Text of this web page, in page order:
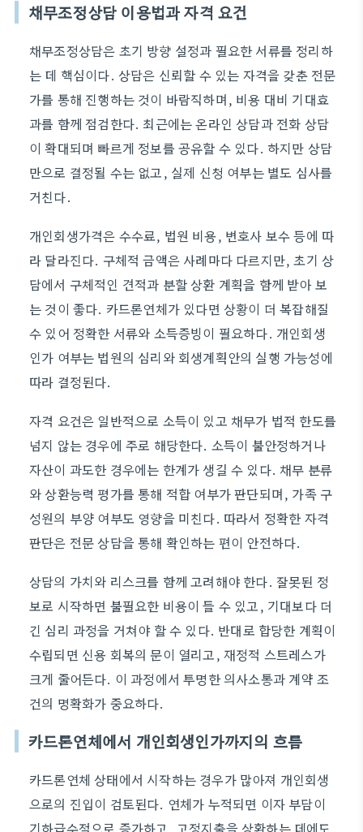
채무조정상담 이용법과 자격 요건
채무조정상담은 초기 방향 설정과 필요한 서류를 정리하
는 데 핵심이다. 상담은 신뢰할 수 있는 자격을 갖춘 전문
가를 통해 진행하는 것이 바람직하며, 비용 대비 기대효
과를 함께 점검한다. 최근에는 온라인 상담과 전화 상담
이 확대되며 빠르게 정보를 공유할 수 있다. 하지만 상담
만으로 결정될 수는 없고, 실제 신청 여부는 별도 심사를
거친다.
개인회생가격은 수수료, 법원 비용, 변호사 보수 등에 따
라 달라진다. 구체적 금액은 사례마다 다르지만, 초기 상
담에서 구체적인 견적과 분할 상환 계획을 함께 받아 보
는 것이 좋다. 카드론연체가 있다면 상황이 더 복잡해질
수 있어 정확한 서류와 소득증빙이 필요하다. 개인회생
인가 여부는 법원의 심리와 회생계획안의 실행 가능성에
따라 결정된다.
자격 요건은 일반적으로 소득이 있고 채무가 법적 한도를
넘지 않는 경우에 주로 해당한다. 소득이 불안정하거나
자산이 과도한 경우에는 한계가 생길 수 있다. 채무 분류
와 상환능력 평가를 통해 적합 여부가 판단되며, 가족 구
성원의 부양 여부도 영향을 미친다. 따라서 정확한 자격
판단은 전문 상담을 통해 확인하는 편이 안전하다.
상담의 가치와 리스크를 함께 고려해야 한다. 잘못된 정
보로 시작하면 불필요한 비용이 들 수 있고, 기대보다 더
긴 심리 과정을 거쳐야 할 수 있다. 반대로 합당한 계획이
수립되면 신용 회복의 문이 열리고, 재정적 스트레스가
크게 줄어든다. 이 과정에서 투명한 의사소통과 계약 조
건의 명확화가 중요하다.
카드론연체에서 개인회생인가까지의 흐름
카드론연체 상태에서 시작하는 경우가 많아져 개인회생
으로의 진입이 검토된다. 연체가 누적되면 이자 부담이
기하급수적으로 증가하고, 고정지출을 상환하는 데에도